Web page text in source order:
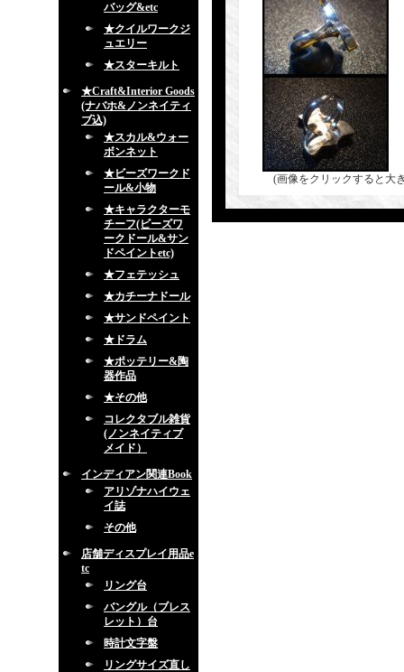
バッグ&etc
★クイルワークジ
ュエリー
★スターキルト
★Craft&Interior Goods
(ナバホ&ノンネイティ
ブ込)
★スカル&ウォー
ボンネット
★ビーズワークド
ール&小物
★キャラクターモ
チーフ(ビーズワ
ークドール&サン
ドペイントetc)
★フェテッシュ
★カチーナドール
★サンドペイント
★ドラム
★ポッテリー&陶
器作品
★その他
コレクタブル雑貨
(ノンネイティブ
メイド）
インディアン関連Book
アリゾナハイウェ
イ誌
その他
店舗ディスプレイ用品e
tc
リング台
バングル（ブレス
レット）台
時計文字盤
リングサイズ直し
(画像をクリックすると大